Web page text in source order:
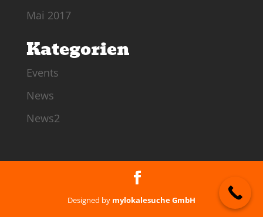
Mai 2017
Kategorien
Events
News
News2
Designed by mylokalesuche GmbH